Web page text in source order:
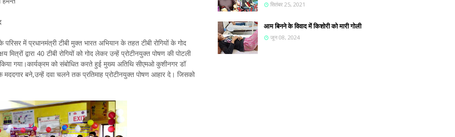
में प्रधानमंत्री टीबी मुक्त भारत अभियान के तहत टीबी रोगियों के गोद
द्वारा 40 टीबी रोगियों को गोद लेकर उन्हें प्रोटीनयुक्त पोषण की पोटली
गया।कार्यक्रम को संबोधित करते हुई मुख्य अतिथि सीएमओ कुशीनगर डॉ
के मददगार बने,उन्हें दवा चलने तक प्रतिमाह प्रोटीनयुक्त पोषण आहार दे। जिसको
सितंबर 25, 2021
आम बिनने के विवाद में किशोरी को मारी गोली
जून 08, 2024